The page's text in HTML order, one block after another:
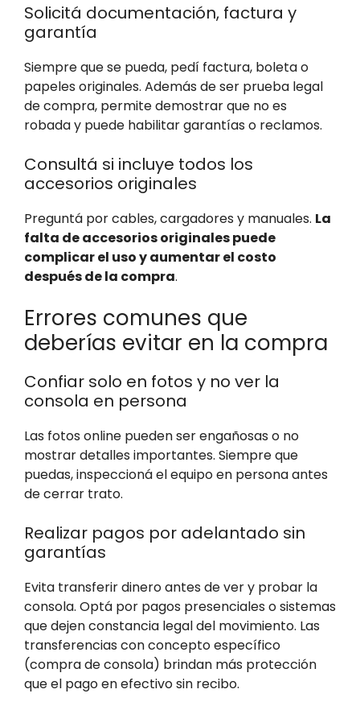
Solicitá documentación, factura y
garantía
Siempre que se pueda, pedí factura, boleta o
papeles originales. Además de ser prueba legal
de compra, permite demostrar que no es
robada y puede habilitar garantías o reclamos.
Consultá si incluye todos los
accesorios originales
Preguntá por cables, cargadores y manuales. La
falta de accesorios originales puede
complicar el uso y aumentar el costo
después de la compra.
Errores comunes que
deberías evitar en la compra
Confiar solo en fotos y no ver la
consola en persona
Las fotos online pueden ser engañosas o no
mostrar detalles importantes. Siempre que
puedas, inspeccioná el equipo en persona antes
de cerrar trato.
Realizar pagos por adelantado sin
garantías
Evita transferir dinero antes de ver y probar la
consola. Optá por pagos presenciales o sistemas
que dejen constancia legal del movimiento. Las
transferencias con concepto específico
(compra de consola) brindan más protección
que el pago en efectivo sin recibo.